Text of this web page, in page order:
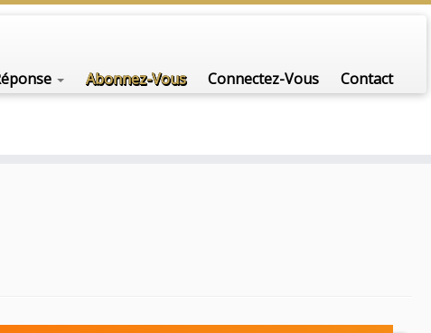
Abonnez-Vous Connectez-Vous Contact